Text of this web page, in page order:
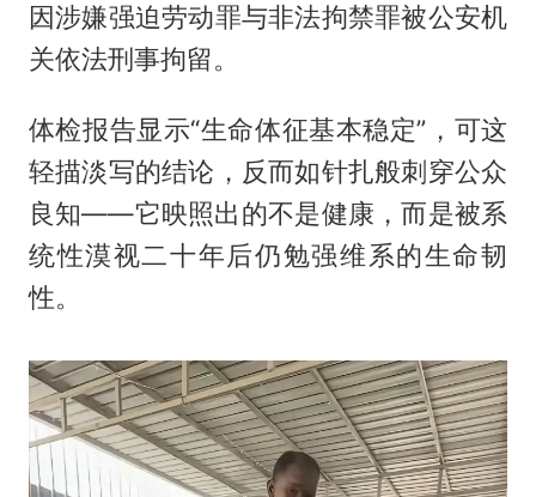
因涉嫌强迫劳动罪与非法拘禁罪被公安机
关依法刑事拘留。
体检报告显示“生命体征基本稳定”，可这
轻描淡写的结论，反而如针扎般刺穿公众
良知——它映照出的不是健康，而是被系
统性漠视二十年后仍勉强维系的生命韧
性。